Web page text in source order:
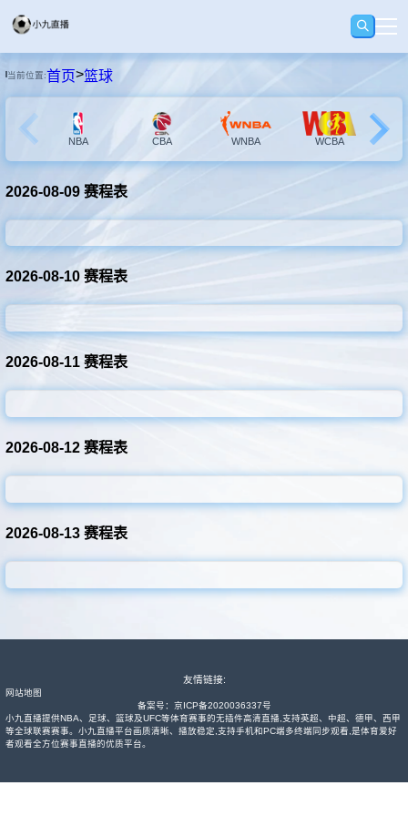
当前位置:首页>篮球
NBA CBA WNBA WCBA
2026-08-09 赛程表
2026-08-10 赛程表
2026-08-11 赛程表
2026-08-12 赛程表
2026-08-13 赛程表
友情链接:
网站地图
备案号： 京ICP备2020036337号
小九直播提供NBA、足球、篮球及UFC等体育赛事的无插件高清直播,支持英超、中超、德甲、西甲
等全球联赛赛事。小九直播平台画质清晰、播放稳定,支持手机和PC端多终端同步观看,是体育爱好
者观看全方位赛事直播的优质平台。